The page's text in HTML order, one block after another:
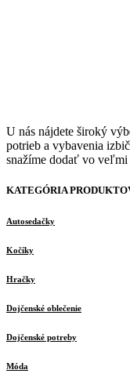
U nás nájdete široký
potrieb a vybavenia
snažíme dodať vo
KATEGÓRIA
Autosedačky
Kočíky
Hračky
Dojčenské oblečenie
Dojčenské potreby
Móda